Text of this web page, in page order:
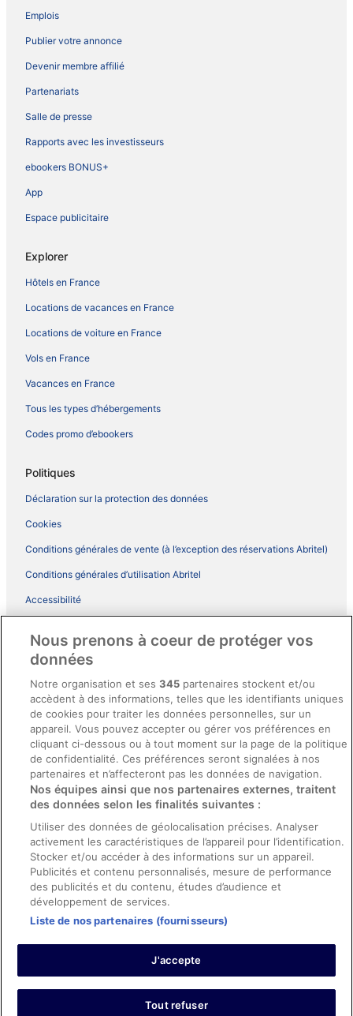
Emplois
Publier votre annonce
Devenir membre affilié
Partenariats
Salle de presse
Rapports avec les investisseurs
ebookers BONUS+
App
Espace publicitaire
Explorer
Hôtels en France
Locations de vacances en France
Locations de voiture en France
Vols en France
Vacances en France
Tous les types d’hébergements
Codes promo d’ebookers
Politiques
Déclaration sur la protection des données
Cookies
Conditions générales de vente (à l’exception des réservations Abritel)
Conditions générales d’utilisation Abritel
Accessibilité
Conditions générales du programme BONUS+ d’ebookers
Directives de contenu et signalement de contenus
Aide
Soutien
Annuler votre réservation d’hôtel ou de propriété de vacances
Échéances de remboursement
Utiliser un coupon ebookers
Electron, CartaSi, Carte Bleue, PayPal et Eurocard.
© 2026 Expedia, Inc., une entreprise d’Expedia Group. Tous droits
réservés. ebookers et le logo ebookers sont des marques
commerciales ou des marques déposées d’Expedia, Inc.
Nous prenons à coeur de protéger vos
données
Notre organisation et ses345 partenaires stockent et/ou
accèdent à des informations, telles que les identifiants uniques
de cookies pour traiter les données personnelles, sur un
appareil. Vous pouvez accepter ou gérer vos préférences en
cliquant ci-dessous ou à tout moment sur la page de la politique
de confidentialité. Ces préférences seront signalées à nos
partenaires et n’affecteront pas les données de navigation.
Nos équipes ainsi que nos partenaires externes, traitent
des données selon les finalités suivantes :
Utiliser des données de géolocalisation précises. Analyser
activement les caractéristiques de l’appareil pour l’identification.
Stocker et/ou accéder à des informations sur un appareil.
Publicités et contenu personnalisés, mesure de performance
des publicités et du contenu, études d’audience et
développement de services.
Liste de nos partenaires (fournisseurs)
J'accepte
Tout refuser